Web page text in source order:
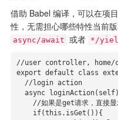
借助 Babel 编译，可以在项
性，无需担心哪些特性当前
async/await 或者 */
//user controller,
export default class